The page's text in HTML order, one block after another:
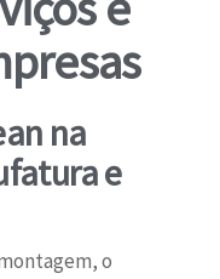
na
e
o